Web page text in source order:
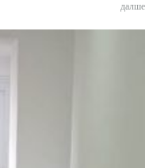
далше